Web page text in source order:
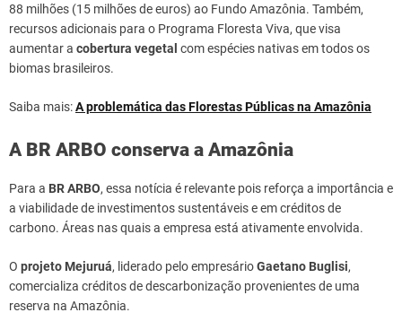
88 milhões (15 milhões de euros) ao Fundo Amazônia. Também,
recursos adicionais para o Programa Floresta Viva, que visa
aumentar a cobertura vegetal com espécies nativas em todos os
biomas brasileiros.
Saiba mais:A problemática das Florestas Públicas na Amazônia
A BR ARBO conserva a Amazônia
Para a BR ARBO, essa notícia é relevante pois reforça a importância e
a viabilidade de investimentos sustentáveis e em créditos de
carbono. Áreas nas quais a empresa está ativamente envolvida.
O projeto Mejuruá, liderado pelo empresárioGaetano Buglisi,
comercializa créditos de descarbonização provenientes de uma
reserva na Amazônia.